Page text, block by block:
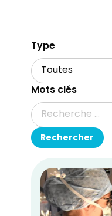
Type
Mots clés